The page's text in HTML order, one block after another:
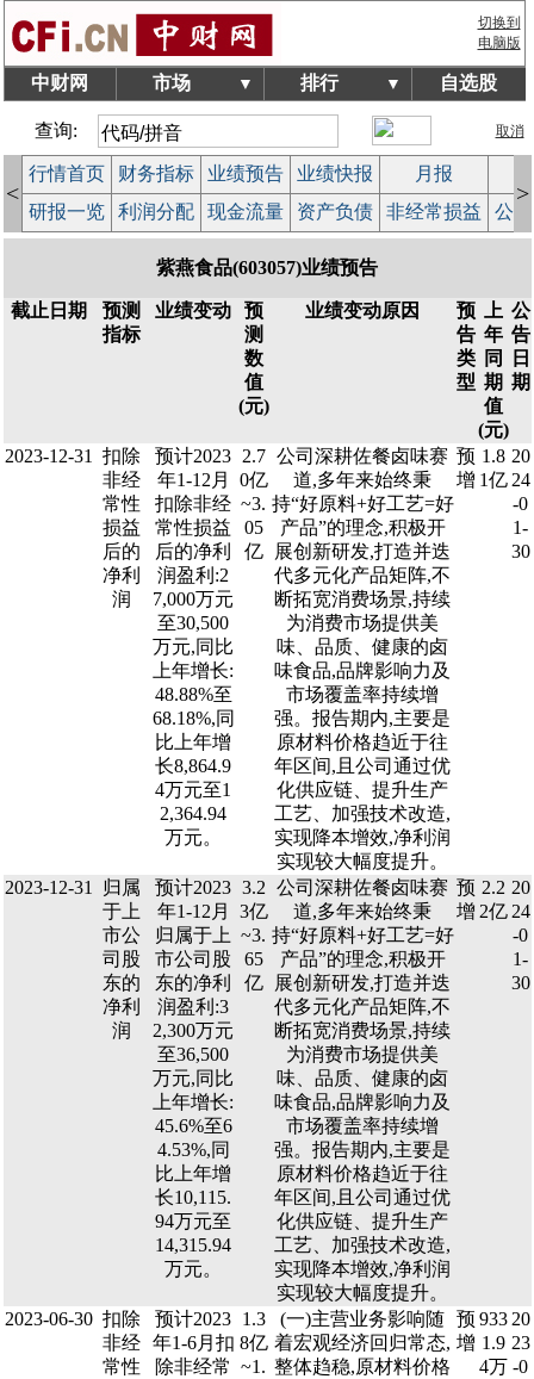
切换到
电脑版
中财网 市场 ▼ 排行 ▼ 自选股
查询: 取消
<
行情首页 财务指标 业绩预告 业绩快报 月报
研报一览
利润分配 现金流量 资产负债 非经常损益 公
>
紫燕食品(603057)业绩预告
截止日期
预测
指标
业绩变动
预
测
数
值
(元)
业绩变动原因
预
告
类
型
上
年
同
期
值
(元)
公
告
日
期
2023-12-31
扣除
非经
常性
损益
后的
净利
润
预计2023
年1-12月
扣除非经
常性损益
后的净利
润盈利:2
7,000万元
至30,500
万元,同比
上年增长:
48.88%至
68.18%,同
比上年增
长8,864.9
4万元至1
2,364.94
万元。
2.7
0亿
~3.
05
亿
公司深耕佐餐卤味赛
道,多年来始终秉
持“好原料+好工艺=好
产品”的理念,积极开
展创新研发,打造并迭
代多元化产品矩阵,不
断拓宽消费场景,持续
为消费市场提供美
味、品质、健康的卤
味食品,品牌影响力及
市场覆盖率持续增
强。报告期内,主要是
原材料价格趋近于往
年区间,且公司通过优
化供应链、提升生产
工艺、加强技术改造,
实现降本增效,净利润
实现较大幅度提升。
预
增
1.8
1亿
20
24
-0
1-
30
2023-12-31
归属
于上
市公
司股
东的
净利
润
预计2023
年1-12月
归属于上
市公司股
东的净利
润盈利:3
2,300万元
至36,500
万元,同比
上年增长:
45.6%至6
4.53%,同
比上年增
长10,115.
94万元至
14,315.94
万元。
3.2
3亿
~3.
65
亿
公司深耕佐餐卤味赛
道,多年来始终秉
持“好原料+好工艺=好
产品”的理念,积极开
展创新研发,打造并迭
代多元化产品矩阵,不
断拓宽消费场景,持续
为消费市场提供美
味、品质、健康的卤
味食品,品牌影响力及
市场覆盖率持续增
强。报告期内,主要是
原材料价格趋近于往
年区间,且公司通过优
化供应链、提升生产
工艺、加强技术改造,
实现降本增效,净利润
实现较大幅度提升。
预
增
2.2
2亿
20
24
-0
1-
30
2023-06-30 扣除
非经
常性
预计2023
年1-6月扣
除非经常
1.3
8亿
~1.
(一)主营业务影响随
着宏观经济回归常态,
整体趋稳,原材料价格
预
增
933
1.9
4万
20
23
-0